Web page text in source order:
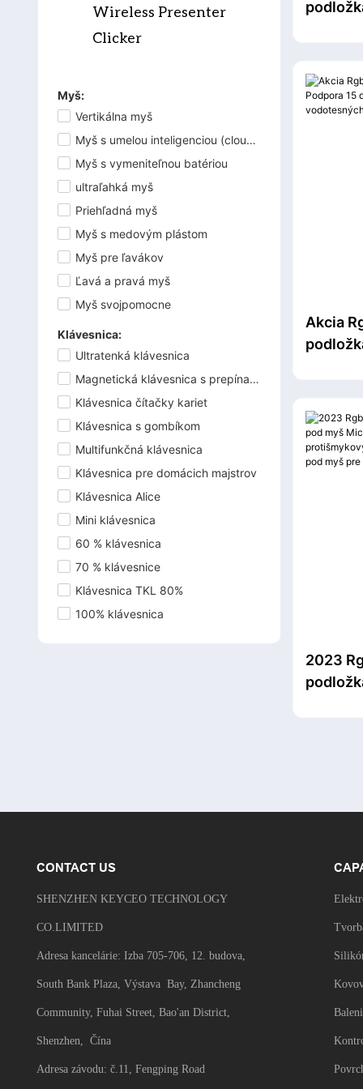
Bezdrôtová herná
Wireless Presenter
Clicker
Myš:
Vertikálna myš
Myš s umelou inteligenciou (cloudová myš)
Myš s vymeniteľnou batériou
ultraľahká myš
Priehľadná myš
Myš s medovým plástom
Myš pre ľavákov
Ľavá a pravá myš
Myš svojpomocne
Klávesnica:
Ultratenká klávesnica
Magnetická klávesnica s prepínačom
Klávesnica čítačky kariet
Klávesnica s gombíkom
Multifunkčná klávesnica
Klávesnica pre domácich majstrov
Klávesnica Alice
Mini klávesnica
60 % klávesnica
70 % klávesnice
Klávesnica TKL 80%
100% klávesnica
myš
Akcia
2023
CONTACT US
SHENZHEN KEYCEO TECHNOLOGY
CO.LIMITED
Adresa kancelárie: Izba 705-706, 12. budova,
South Bank Plaza, Výstava Bay, Zhancheng
Community, Fuhai Street, Bao'an District,
Shenzhen, Čína
Adresa závodu: č.11, Fengping Road